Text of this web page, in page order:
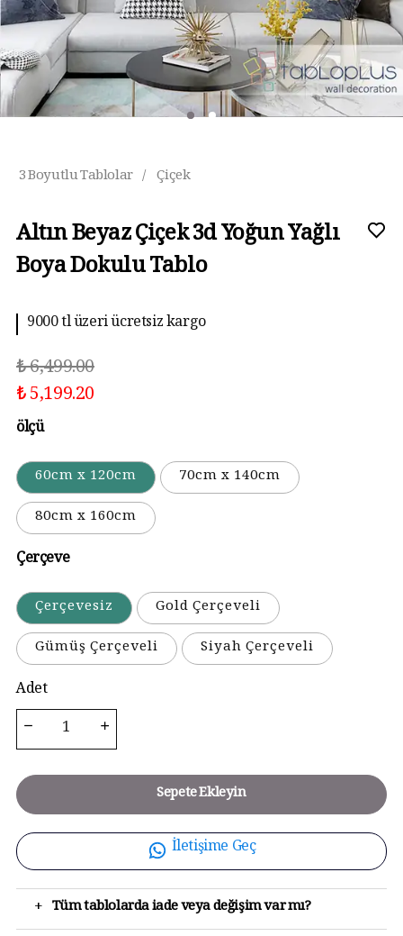
3 Boyutlu Tablolar / Çiçek
Altın Beyaz Çiçek 3d Yoğun Yağlı
Boya Dokulu Tablo
9000 tl üzeri ücretsiz kargo
₺ 6,499.00
₺ 5,199.20
ölçü
60cm x 120cm
70cm x 140cm
80cm x 160cm
Çerçeve
Çerçevesiz
Gold Çerçeveli
Gümüş Çerçeveli
Siyah Çerçeveli
Adet
Sepete Ekleyin
İletişime Geç
+ Tüm tablolarda iade veya değişim var mı?